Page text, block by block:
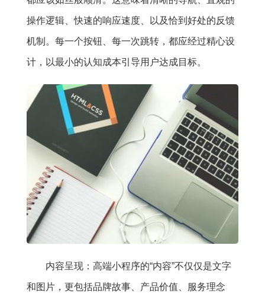
操作逻辑、快速的响应速度、以及恰到好处的反馈
机制。每一个按钮、每一次跳转，都应经过精心设
计，以最小的认知成本引导用户达成目标。
内容呈现：高端小程序的“内容”不仅仅是文字
和图片，更包括品牌故事、产品价值、服务理念